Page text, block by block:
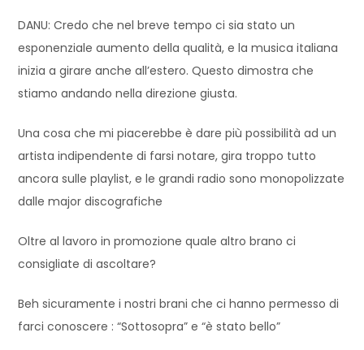
DANU: Credo che nel breve tempo ci sia stato un
esponenziale aumento della qualità, e la musica italiana
inizia a girare anche all’estero. Questo dimostra che
stiamo andando nella direzione giusta.
Una cosa che mi piacerebbe è dare più possibilità ad un
artista indipendente di farsi notare, gira troppo tutto
ancora sulle playlist, e le grandi radio sono monopolizzate
dalle major discografiche
Oltre al lavoro in promozione quale altro brano ci
consigliate di ascoltare?
Beh sicuramente i nostri brani che ci hanno permesso di
farci conoscere : “Sottosopra” e “è stato bello”